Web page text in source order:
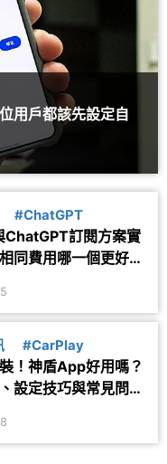
用戶都該先設定自
#ChatGPT
訂閱方案實
同費用哪一個更好
#CarPlay
！神盾App好用嗎？
設定技巧與常見問題